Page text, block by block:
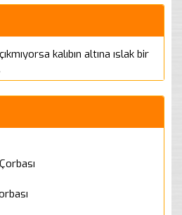
kalıbın altına ıslak bir